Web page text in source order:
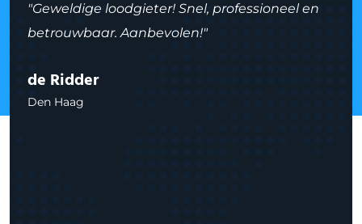
"Geweldige loodgieter! Snel, professioneel en
betrouwbaar. Aanbevolen!"
de Ridder
Den Haag